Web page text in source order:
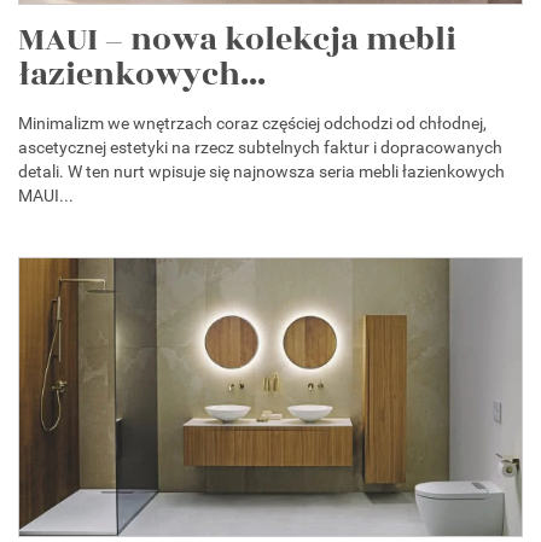
MAUI – nowa kolekcja mebli
łazienkowych...
Minimalizm we wnętrzach coraz częściej odchodzi od chłodnej,
ascetycznej estetyki na rzecz subtelnych faktur i dopracowanych
detali. W ten nurt wpisuje się najnowsza seria mebli łazienkowych
MAUI...